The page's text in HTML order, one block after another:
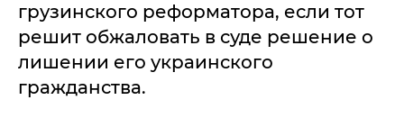
грузинского реформатора, если тот
решит обжаловать в суде решение о
лишении его украинского
гражданства.